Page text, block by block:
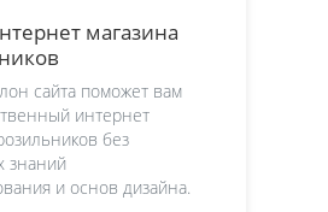
магазина
сайта поможет вам
интернет
без
знаний
и основ дизайна.